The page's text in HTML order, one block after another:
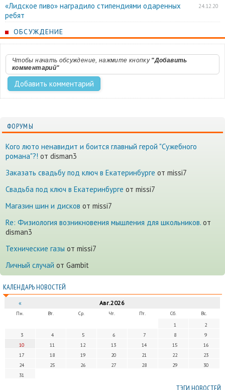
24.12.20
«Лидское пиво» наградило стипендиями одаренных
ребят
ОБСУЖДЕНИЕ
Чтобы начать обсуждение, нажмите кнопку "Добавить
комментарий"
ФОРУМЫ
Кого люто ненавидит и боится главный герой "Сужебного
романа"?! от disman3
Заказать свадьбу под ключ в Екатеринбурге от missi7
Cвадьба под ключ в Екатеринбурге от missi7
Магазин шин и дисков от missi7
Re: Физиология возникновения мышления для школьников. от
disman3
Технические газы от missi7
Личный случай от Gambit
КАЛЕНДАРЬ НОВОСТЕЙ
« Авг.2026
Пн. Вт. Ср. Чт. Пт. Сб.
Вс.
1
2
3
4 5 6 7 8
9
10
11 12 13 14 15
16
17
18 19 20 21 22
23
24
25 26 27 28 29
30
31
ТЭГИ НОВОСТЕЙ